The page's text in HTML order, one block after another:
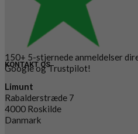
150+ 5-stjernede anmeldelser
Google og Trustpilot!
KONTAKT OS
Limunt
Rabalderstræde 7
4000 Roskilde
Danmark